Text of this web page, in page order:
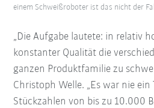
„Die Aufgabe lautete: in relativ
konstanter Qualität die
ganzen Produktfamilie zu
Christoph Welle. „Es war nie ein
Stückzahlen von bis zu 10.000
einem Schweißroboter ist das nicht der